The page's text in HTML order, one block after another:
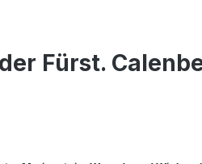
Fürst.